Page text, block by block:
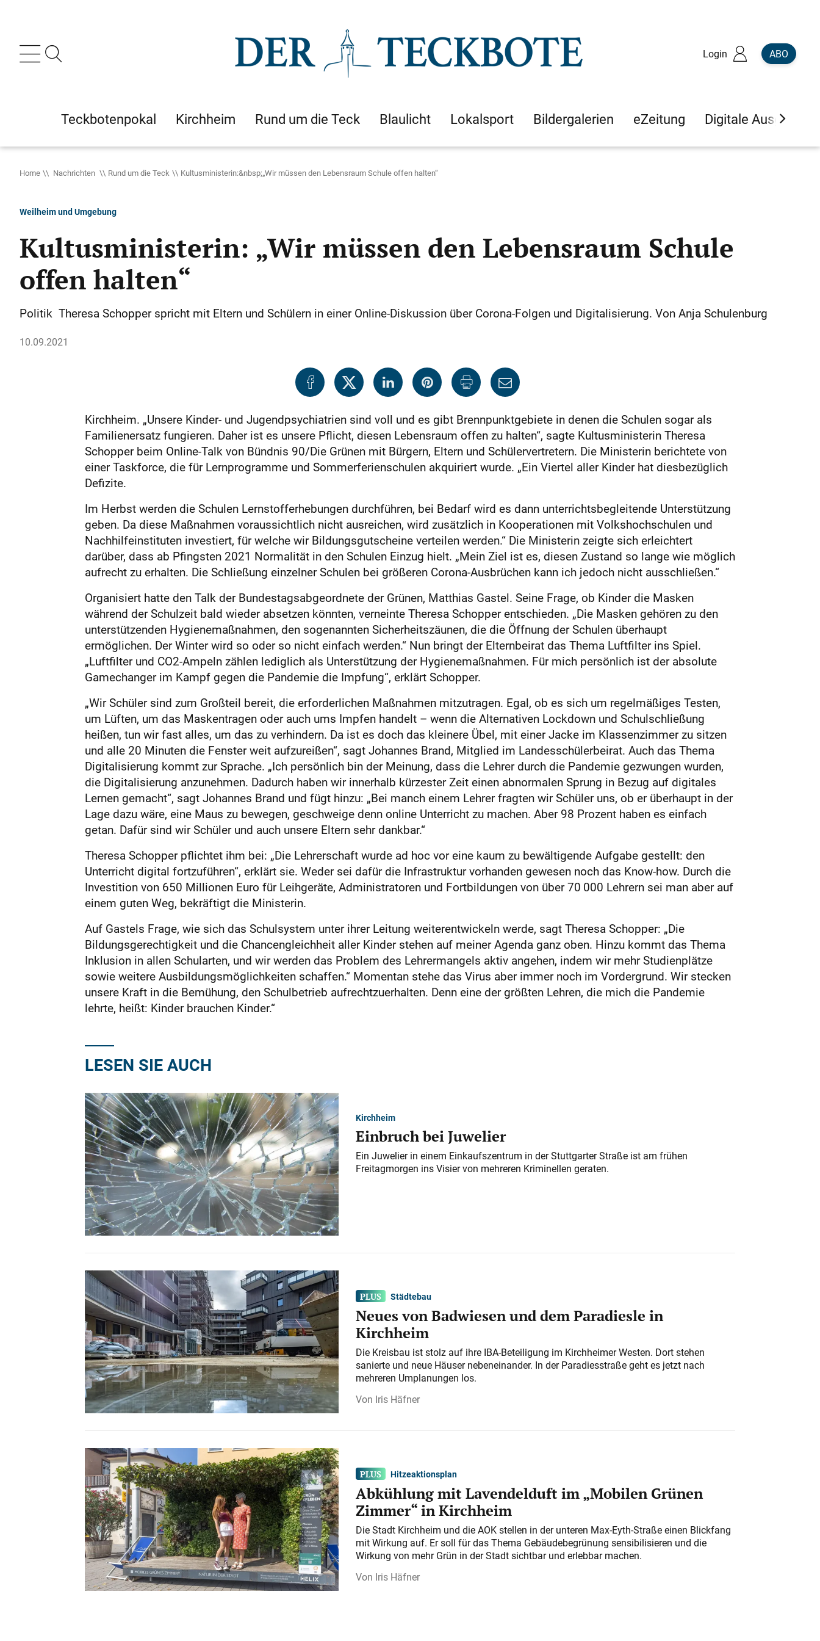
Login ABO
Teckbotenpokal Kirchheim Rund um die Teck Blaulicht Lokalsport Bildergalerien eZeitung Digitale Ausgaben
Home Nachrichten Rund um die Teck Kultusministerin:&nbsp;„Wir müssen den Lebensraum Schule offen halten“
Weilheim und Umgebung
Kultusministerin: „Wir müssen den Lebensraum Schule
offen halten“
Politik Theresa Schopper spricht mit Eltern und Schülern in einer Online-Diskussion über Corona-Folgen und Digitalisierung. Von Anja Schulenburg
10.09.2021
Kirchheim. „Unsere Kinder- und Jugendpsychiatrien sind voll und es gibt Brennpunktgebiete in denen die Schulen sogar als
Familienersatz fungieren. Daher ist es unsere Pflicht, diesen Lebensraum offen zu halten“, sagte Kultusministerin Theresa
Schopper beim Online-Talk von Bündnis 90/Die Grünen mit Bürgern, Eltern und Schülervertretern. Die Ministerin berichtete von
einer Taskforce, die für Lernprogramme und Sommerferienschulen akquiriert wurde. „Ein Viertel aller Kinder hat diesbezüglich
Defizite.
Im Herbst werden die Schulen Lernstofferhebungen durchführen, bei Bedarf wird es dann unterrichtsbegleitende Unterstützung
geben. Da diese Maßnahmen voraussichtlich nicht ausreichen, wird zusätzlich in Kooperationen mit Volkshochschulen und
Nachhilfeinstituten investiert, für welche wir Bildungsgutscheine verteilen werden.“ Die Ministerin zeigte sich erleichtert
darüber, dass ab Pfingsten 2021 Normalität in den Schulen Einzug hielt. „Mein Ziel ist es, diesen Zustand so lange wie möglich
aufrecht zu erhalten. Die Schließung einzelner Schulen bei größeren Corona-Ausbrüchen kann ich jedoch nicht ausschließen.“
Organisiert hatte den Talk der Bundestagsabgeordnete der Grünen, Matthias Gastel. Seine Frage, ob Kinder die Masken
während der Schulzeit bald wieder absetzen könnten, verneinte Theresa Schopper entschieden. „Die Masken gehören zu den
unterstützenden Hygienemaßnahmen, den sogenannten Sicherheitszäunen, die die Öffnung der Schulen überhaupt
ermöglichen. Der Winter wird so oder so nicht einfach werden.“ Nun bringt der Elternbeirat das Thema Luftfilter ins Spiel.
„Luftfilter und CO2-Ampeln zählen lediglich als Unterstützung der Hygienemaßnahmen. Für mich persönlich ist der absolute
Gamechanger im Kampf gegen die Pandemie die Impfung“, erklärt Schopper.
„Wir Schüler sind zum Großteil bereit, die erforderlichen Maßnahmen mitzutragen. Egal, ob es sich um regelmäßiges Testen,
um Lüften, um das Maskentragen oder auch ums Impfen handelt – wenn die Alternativen Lockdown und Schulschließung
heißen, tun wir fast alles, um das zu verhindern. Da ist es doch das kleinere Übel, mit einer Jacke im Klassenzimmer zu sitzen
und alle 20 Minuten die Fenster weit aufzureißen“, sagt Johannes Brand, Mitglied im Landesschülerbeirat. Auch das Thema
Digitalisierung kommt zur Sprache. „Ich persönlich bin der Meinung, dass die Lehrer durch die Pandemie gezwungen wurden,
die Digitalisierung anzunehmen. Dadurch haben wir innerhalb kürzester Zeit einen abnormalen Sprung in Bezug auf digitales
Lernen gemacht“, sagt Johannes Brand und fügt hinzu: „Bei manch einem Lehrer fragten wir Schüler uns, ob er überhaupt in der
Lage dazu wäre, eine Maus zu bewegen, geschweige denn online Unterricht zu machen. Aber 98 Prozent haben es einfach
getan. Dafür sind wir Schüler und auch unsere Eltern sehr dankbar.“
Theresa Schopper pflichtet ihm bei: „Die Lehrerschaft wurde ad hoc vor eine kaum zu bewältigende Aufgabe gestellt: den
Unterricht digital fortzuführen“, erklärt sie. Weder sei dafür die Infrastruktur vorhanden gewesen noch das Know-how. Durch die
Investition von 650 Millionen Euro für Leihgeräte, Administratoren und Fortbildungen von über 70 000 Lehrern sei man aber auf
einem guten Weg, bekräftigt die Ministerin.
Auf Gastels Frage, wie sich das Schulsystem unter ihrer Leitung weiterentwickeln werde, sagt Theresa Schopper: „Die
Bildungsgerechtigkeit und die Chancengleichheit aller Kinder stehen auf meiner Agenda ganz oben. Hinzu kommt das Thema
Inklusion in allen Schularten, und wir werden das Problem des Lehrermangels aktiv angehen, indem wir mehr Studienplätze
sowie weitere Ausbildungsmöglichkeiten schaffen.“ Momentan stehe das Virus aber immer noch im Vordergrund. Wir stecken
unsere Kraft in die Bemühung, den Schulbetrieb aufrechtzuerhalten. Denn eine der größten Lehren, die mich die Pandemie
lehrte, heißt: Kinder brauchen Kinder.“
LESEN SIE AUCH
Kirchheim
Einbruch bei Juwelier
Ein Juwelier in einem Einkaufszentrum in der Stuttgarter Straße ist am frühen
Freitagmorgen ins Visier von mehreren Kriminellen geraten.
Städtebau
Neues von Badwiesen und dem Paradiesle in
Kirchheim
Die Kreisbau ist stolz auf ihre IBA-Beteiligung im Kirchheimer Westen. Dort stehen
sanierte und neue Häuser nebeneinander. In der Paradiesstraße geht es jetzt nach
mehreren Umplanungen los.
Iris Häfner
Hitzeaktionsplan
Abkühlung mit Lavendelduft im „Mobilen Grünen
Zimmer“ in Kirchheim
Die Stadt Kirchheim und die AOK stellen in der unteren Max-Eyth-Straße einen Blickfang
mit Wirkung auf. Er soll für das Thema Gebäudebegrünung sensibilisieren und die
Wirkung von mehr Grün in der Stadt sichtbar und erlebbar machen.
Iris Häfner